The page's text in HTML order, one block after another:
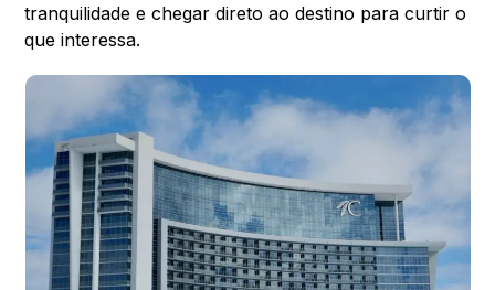
tranquilidade e chegar direto ao destino para curtir o
que interessa.